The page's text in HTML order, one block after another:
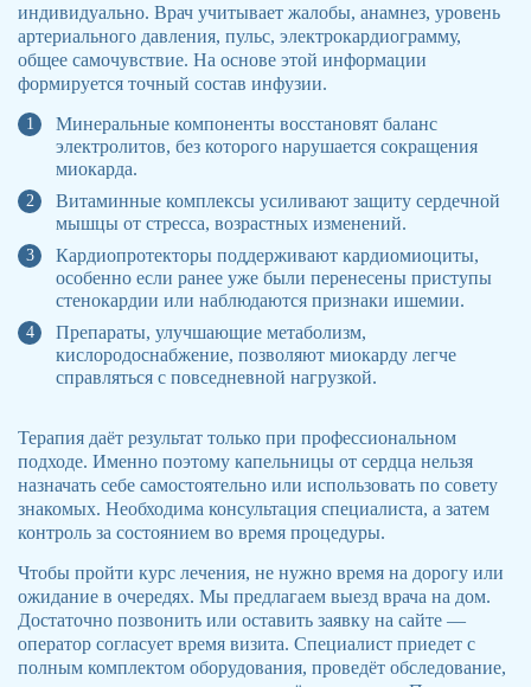
индивидуально. Врач учитывает жалобы, анамнез, уровень
артериального давления, пульс, электрокардиограмму,
общее самочувствие. На основе этой информации
формируется точный состав инфузии.
Минеральные компоненты восстановят баланс
электролитов, без которого нарушается сокращения
миокарда.
Витаминные комплексы усиливают защиту сердечной
мышцы от стресса, возрастных изменений.
Кардиопротекторы поддерживают кардиомиоциты,
особенно если ранее уже были перенесены приступы
стенокардии или наблюдаются признаки ишемии.
Препараты, улучшающие метаболизм,
кислородоснабжение, позволяют миокарду легче
справляться с повседневной нагрузкой.
Терапия даёт результат только при профессиональном
подходе. Именно поэтому капельницы от сердца нельзя
назначать себе самостоятельно или использовать по совету
знакомых. Необходима консультация специалиста, а затем
контроль за состоянием во время процедуры.
Чтобы пройти курс лечения, не нужно время на дорогу или
ожидание в очередях. Мы предлагаем выезд врача на дом.
Достаточно позвонить или оставить заявку на сайте —
оператор согласует время визита. Специалист приедет с
полным комплектом оборудования, проведёт обследование,